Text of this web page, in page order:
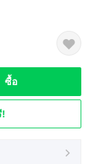
ซื้อ
!